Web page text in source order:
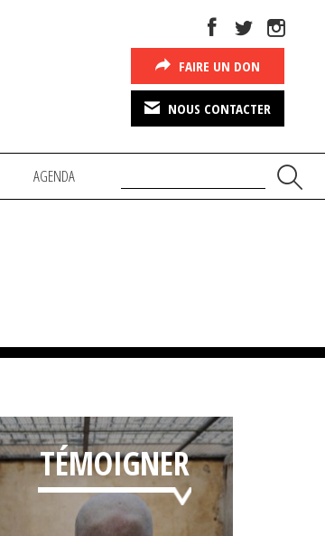
FAIRE UN DON
NOUS CONTACTER
AGENDA
TÉMOIGNER